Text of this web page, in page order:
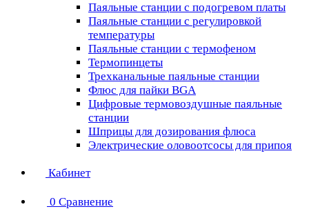
Паяльные станции с подогревом платы
Паяльные станции с регулировкой
температуры
Паяльные станции с термофеном
Термопинцеты
Трехканальные паяльные станции
Флюс для пайки BGA
Цифровые термовоздушные паяльные
станции
Шприцы для дозирования флюса
Электрические оловоотсосы для припоя
Кабинет
0 Сравнение